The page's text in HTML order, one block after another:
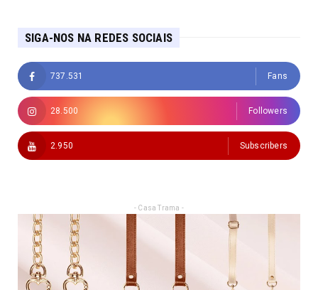
SIGA-NOS NA REDES SOCIAIS
737.531 Fans
28.500 Followers
2.950 Subscribers
- Casa Trama -